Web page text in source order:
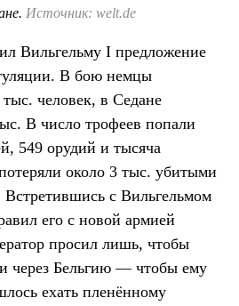
Источник: welt.de
Вильгельму I предложение
В бою немцы
человек, в Седане
В число трофеев попали
549 орудий и тысяча
около 3 тыс. убитыми
с Вильгельмом
его с новой армией
просил лишь, чтобы
через Бельгию — чтобы ему
ехать пленённому